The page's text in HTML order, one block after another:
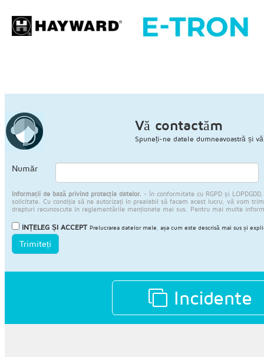
Vă contactăm
Spuneți-ne datele dumneavoastră și
Număr
Informații de bază privind protecția datelor. - În conformitate cu RGPD și
solicitate. Cu condiția să ne autorizați în prealabil să facem acest lucru, vă vom
drepturi recunoscute în reglementările menționate mai sus. Pentru mai multe
ÎNȚELEG ȘI ACCEPT Prelucrarea datelor mele, așa cum este descrisă mai sus și
Trimiteți
Incidente